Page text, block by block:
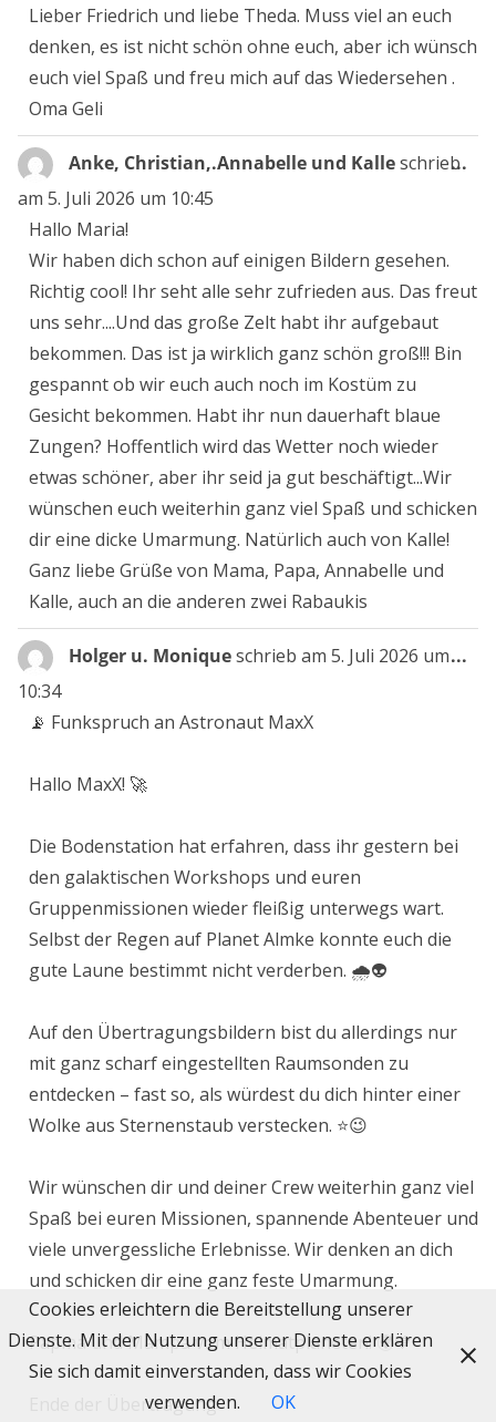
Lieber Friedrich und liebe Theda. Muss viel an euch
denken, es ist nicht schön ohne euch, aber ich wünsch
euch viel Spaß und freu mich auf das Wiedersehen .
Oma Geli
Anke, Christian,.Annabelle und Kalleschrieb
am 5. Juli 2026 um 10:45
Hallo Maria!
Wir haben dich schon auf einigen Bildern gesehen.
Richtig cool! Ihr seht alle sehr zufrieden aus. Das freut
uns sehr....Und das große Zelt habt ihr aufgebaut
bekommen. Das ist ja wirklich ganz schön groß!!! Bin
gespannt ob wir euch auch noch im Kostüm zu
Gesicht bekommen. Habt ihr nun dauerhaft blaue
Zungen? Hoffentlich wird das Wetter noch wieder
etwas schöner, aber ihr seid ja gut beschäftigt...Wir
wünschen euch weiterhin ganz viel Spaß und schicken
dir eine dicke Umarmung. Natürlich auch von Kalle!
Ganz liebe Grüße von Mama, Papa, Annabelle und
Kalle, auch an die anderen zwei Rabaukis
...
Holger u. Moniqueschrieb am 5. Juli 2026 um
10:34
📡 Funkspruch an Astronaut MaxX
Hallo MaxX! 🚀
Die Bodenstation hat erfahren, dass ihr gestern bei
den galaktischen Workshops und euren
Gruppenmissionen wieder fleißig unterwegs wart.
Selbst der Regen auf Planet Almke konnte euch die
gute Laune bestimmt nicht verderben. 🌧️👽
Auf den Übertragungsbildern bist du allerdings nur
mit ganz scharf eingestellten Raumsonden zu
entdecken – fast so, als würdest du dich hinter einer
Wolke aus Sternenstaub verstecken. ⭐😉
Wir wünschen dir und deiner Crew weiterhin ganz viel
Spaß bei euren Missionen, spannende Abenteuer und
viele unvergessliche Erlebnisse. Wir denken an dich
und schicken dir eine ganz feste Umarmung.
Papma und Mampa vom Heimatplaneten! 🌍💙
Ende der Übertragung
...
Cookies erleichtern die Bereitstellung unserer
Dienste. Mit der Nutzung unserer Dienste erklären
Sie sich damit einverstanden, dass wir Cookies
verwenden.
OK